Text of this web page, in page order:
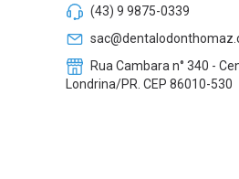
(43) 9 9875-0339
Rua Cambara n° 340 -
Londrina/PR. CEP 86010-530